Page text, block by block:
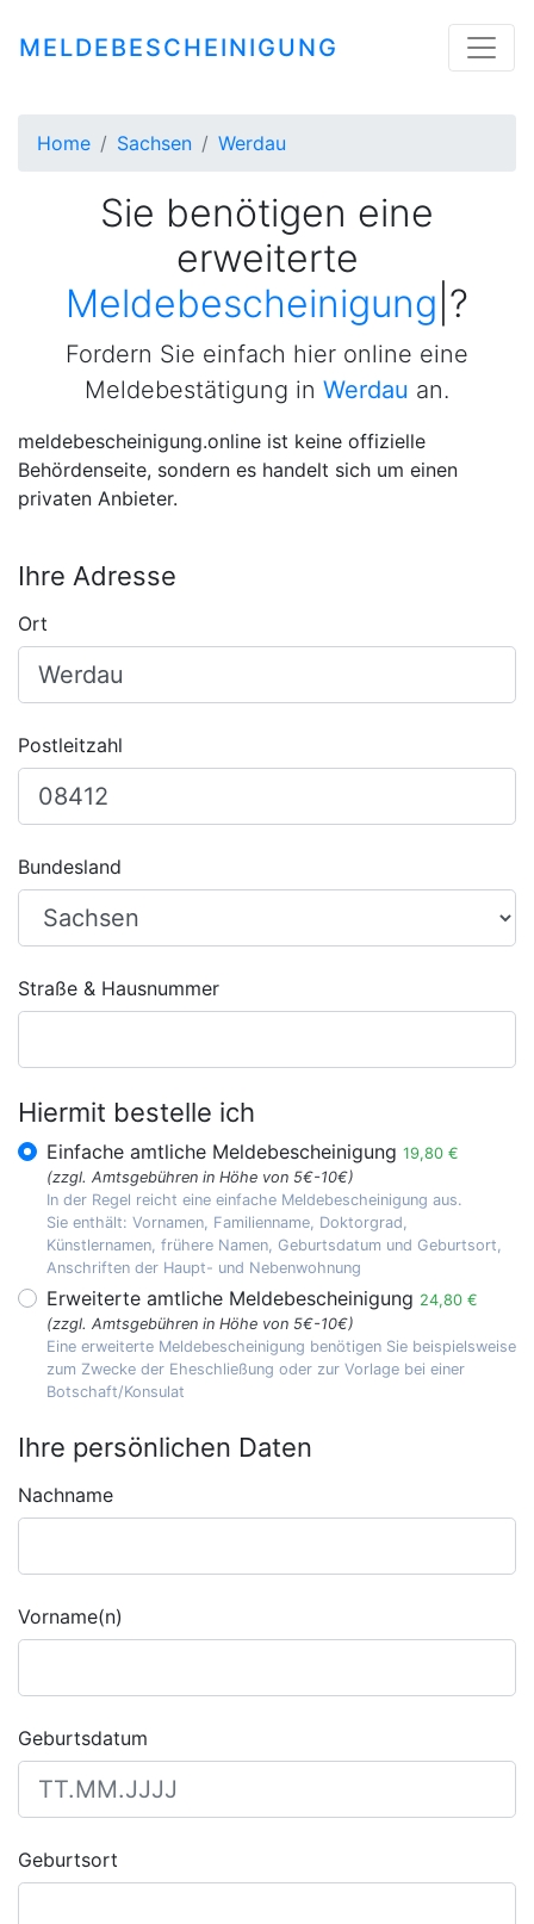
MELDEBESCHEINIGUNG
Home Sachsen Werdau
Sie benötigen eine
erweiterte
Meldebescheinigung ?
Fordern Sie einfach hier online eine
Meldebestätigung in Werdau an.
meldebescheinigung.online ist keine offizielle
Behördenseite, sondern es handelt sich um einen
privaten Anbieter.
Ihre Adresse
Ort
Postleitzahl
Bundesland
Straße & Hausnummer
Hiermit bestelle ich
Einfache amtliche Meldebescheinigung 19,80 €
(zzgl. Amtsgebühren in Höhe von 5€-10€)
In der Regel reicht eine einfache Meldebescheinigung aus.
Sie enthält: Vornamen, Familienname, Doktorgrad,
Künstlernamen, frühere Namen, Geburtsdatum und Geburtsort,
Anschriften der Haupt- und Nebenwohnung
Erweiterte amtliche Meldebescheinigung 24,80 €
(zzgl. Amtsgebühren in Höhe von 5€-10€)
Eine erweiterte Meldebescheinigung benötigen Sie beispielsweise
zum Zwecke der Eheschließung oder zur Vorlage bei einer
Botschaft/Konsulat
Ihre persönlichen Daten
Nachname
Vorname(n)
Geburtsdatum
Geburtsort